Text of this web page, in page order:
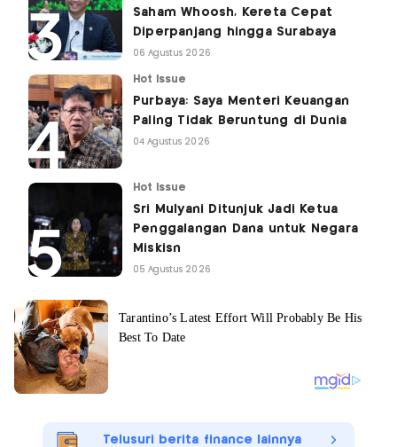
Saham Whoosh, Kereta Cepat
Diperpanjang hingga Surabaya
06 Agustus 2026
Hot Issue
Purbaya: Saya Menteri Keuangan
Paling Tidak Beruntung di Dunia
04 Agustus 2026
Hot Issue
Sri Mulyani Ditunjuk Jadi Ketua
Penggalangan Dana untuk Negara
Miskisn
05 Agustus 2026
Telusuri berita finance lainnya